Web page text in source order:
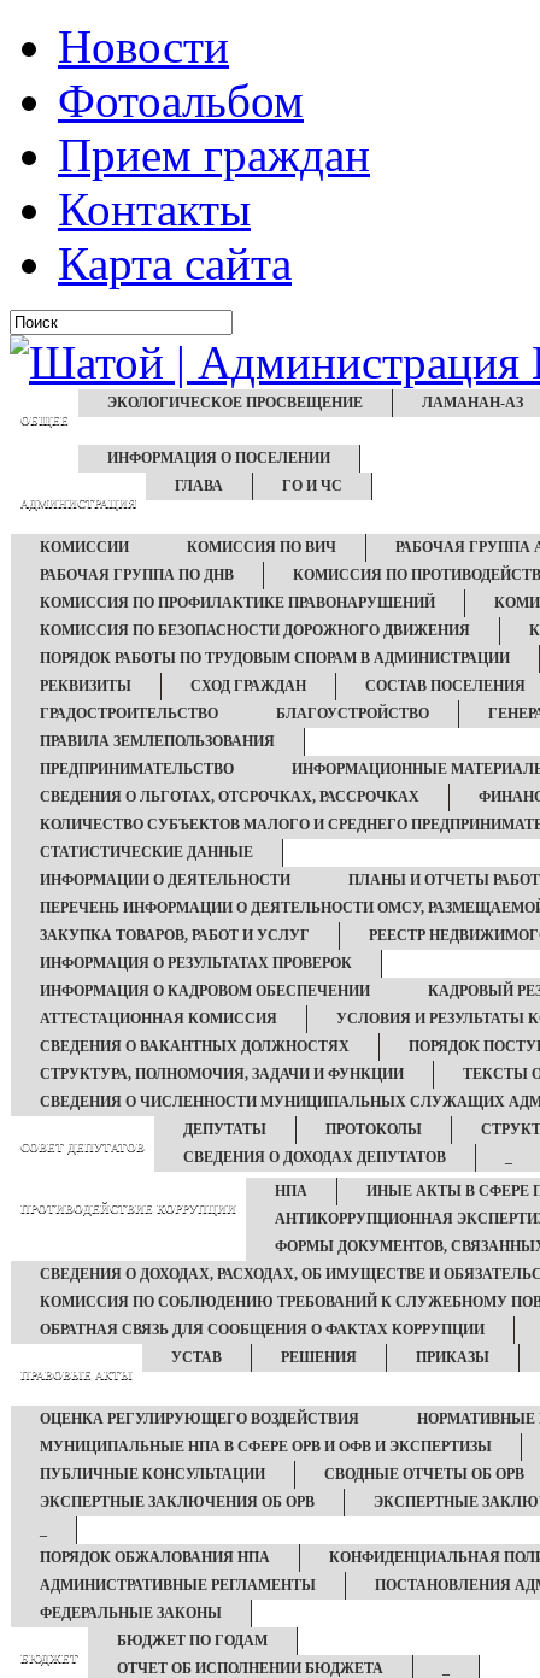
Новости
Фотоальбом
Прием граждан
Контакты
Карта сайта
ОБЩЕЕ
ЭКОЛОГИЧЕСКОЕ ПРОСВЕЩЕНИЕ ЛАМАНАН-АЗ
ИНФОРМАЦИЯ О ПОСЕЛЕНИИ
АДМИНИСТРАЦИЯ
ГЛАВА ГО И ЧС
КОМИССИИ КОМИССИЯ ПО ВИЧ
РАБОЧАЯ ГРУППА
РАБОЧАЯ ГРУППА ПО ДНВ
КОМИССИЯ ПО
КОМИССИЯ ПО ПРОФИЛАКТИКЕ ПРАВОНАРУШЕНИЙ
КОМИССИЯ ПО БЕЗОПАСНОСТИ ДОРОЖНОГО ДВИЖЕНИЯ
ПОРЯДОК РАБОТЫ ПО ТРУДОВЫМ СПОРАМ В АДМИНИСТРАЦИИ
РЕКВИЗИТЫ
СХОД ГРАЖДАН
СОСТАВ ПОСЕЛЕНИЯ
ГРАДОСТРОИТЕЛЬСТВО
БЛАГОУСТРОЙСТВО
ПРАВИЛА ЗЕМЛЕПОЛЬЗОВАНИЯ
ПРЕДПРИНИМАТЕЛЬСТВО
ИНФОРМАЦИОННЫЕ
СВЕДЕНИЯ О ЛЬГОТАХ, ОТСРОЧКАХ, РАССРОЧКАХ
КОЛИЧЕСТВО СУБЪЕКТОВ МАЛОГО И СРЕДНЕГО
СТАТИСТИЧЕСКИЕ ДАННЫЕ
ИНФОРМАЦИИ О ДЕЯТЕЛЬНОСТИ
ПЛАНЫ И ОТЧЕТЫ
ПЕРЕЧЕНЬ ИНФОРМАЦИИ О ДЕЯТЕЛЬНОСТИ ОМСУ,
ЗАКУПКА ТОВАРОВ, РАБОТ И УСЛУГ
РЕЕСТР
ИНФОРМАЦИЯ О РЕЗУЛЬТАТАХ ПРОВЕРОК
ИНФОРМАЦИЯ О КАДРОВОМ ОБЕСПЕЧЕНИИ
КАДРОВЫЙ
АТТЕСТАЦИОННАЯ КОМИССИЯ
УСЛОВИЯ И РЕЗУЛЬТАТЫ
СВЕДЕНИЯ О ВАКАНТНЫХ ДОЛЖНОСТЯХ
ПОРЯДОК
СТРУКТУРА, ПОЛНОМОЧИЯ, ЗАДАЧИ И ФУНКЦИИ
ТЕКСТЫ
СВЕДЕНИЯ О ЧИСЛЕННОСТИ МУНИЦИПАЛЬНЫХ СЛУЖАЩИХ
СОВЕТ ДЕПУТАТОВ
ДЕПУТАТЫ ПРОТОКОЛЫ
СВЕДЕНИЯ О ДОХОДАХ ДЕПУТАТОВ
ПРОТИВОДЕЙСТВИЕ КОРРУПЦИИ
НПА
ИНЫЕ АКТЫ В СФЕРЕ
АНТИКОРРУПЦИОННАЯ
ФОРМЫ ДОКУМЕНТОВ,
СВЕДЕНИЯ О ДОХОДАХ, РАСХОДАХ, ОБ ИМУЩЕСТВЕ И
КОМИССИЯ ПО СОБЛЮДЕНИЮ ТРЕБОВАНИЙ К СЛУЖЕБНОМУ
ОБРАТНАЯ СВЯЗЬ ДЛЯ СООБЩЕНИЯ О ФАКТАХ КОРРУПЦИИ
ПРАВОВЫЕ АКТЫ
УСТАВ РЕШЕНИЯ ПРИКАЗЫ
ОЦЕНКА РЕГУЛИРУЮЩЕГО ВОЗДЕЙСТВИЯ
НОРМАТИВНЫЕ
МУНИЦИПАЛЬНЫЕ НПА В СФЕРЕ ОРВ И ОФВ И ЭКСПЕРТИЗЫ
ПУБЛИЧНЫЕ КОНСУЛЬТАЦИИ
СВОДНЫЕ ОТЧЕТЫ ОБ ОРВ
ЭКСПЕРТНЫЕ ЗАКЛЮЧЕНИЯ ОБ ОРВ
ЭКСПЕРТНЫЕ
ПОРЯДОК ОБЖАЛОВАНИЯ НПА
КОНФИДЕНЦИАЛЬНАЯ
АДМИНИСТРАТИВНЫЕ РЕГЛАМЕНТЫ
ПОСТАНОВЛЕНИЯ
ФЕДЕРАЛЬНЫЕ ЗАКОНЫ
БЮДЖЕТ
БЮДЖЕТ ПО ГОДАМ
ОТЧЕТ ОБ ИСПОЛНЕНИИ БЮДЖЕТА